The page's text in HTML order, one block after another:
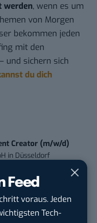
Feed
voraus. Jeden
Tech-
werden, wenn es um
von Morgen
bekommen jeden
mit den
und sichern sich
du dich
Creator (m/w/d)
in Düsseldorf
inEschborn